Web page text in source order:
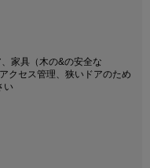
家具（木の&の安全な
クセス管理、狭いドアのため
い